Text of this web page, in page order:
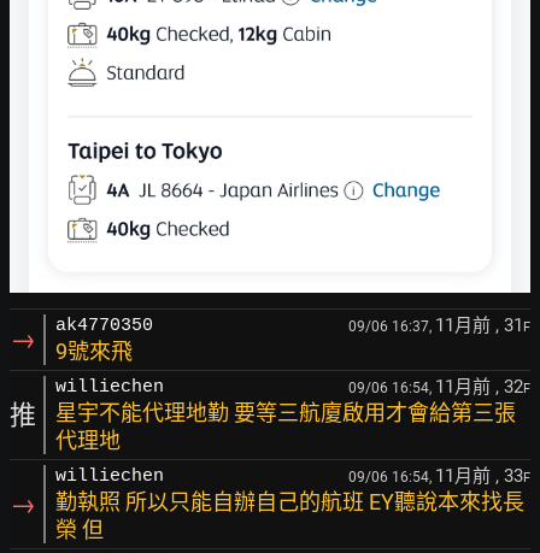
→ ak4770350 09/06 16:37, 11月前 , 31 F
9號來飛
推
williechen 09/06 16:54, 11月前 , 32F
星宇不能代理地勤 要等三航廈啟用才會給第三張
代理地
→
williechen 09/06 16:54, 11月前 , 33F
勤執照 所以只能自辦自己的航班 EY聽說本來找長
榮 但